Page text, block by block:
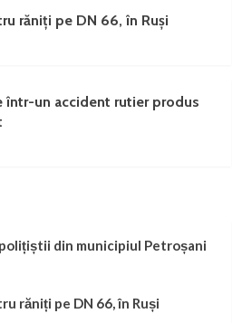
răniți pe DN 66, în Ruși
într-un accident rutier produs
din municipiul Petroșani
răniți pe DN 66, în Ruși